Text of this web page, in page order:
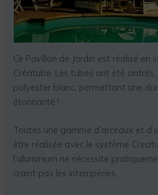
Ce Pavillon de Jardin est réalisé en
Créatube. Les tubes ont été
polyester blanc, permettant une
étonnante !
Toutes une gamme d’arceaux et
être réalisée avec le système
l’aluminium ne nécessite
craint pas les intempéries.